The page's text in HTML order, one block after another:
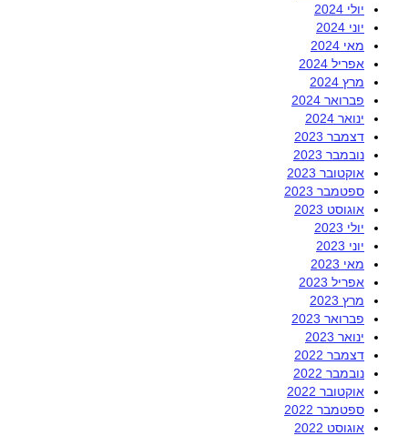
יולי 2024
יוני 2024
מאי 2024
אפריל 2024
מרץ 2024
פברואר 2024
ינואר 2024
דצמבר 2023
נובמבר 2023
אוקטובר 2023
ספטמבר 2023
אוגוסט 2023
יולי 2023
יוני 2023
מאי 2023
אפריל 2023
מרץ 2023
פברואר 2023
ינואר 2023
דצמבר 2022
נובמבר 2022
אוקטובר 2022
ספטמבר 2022
אוגוסט 2022